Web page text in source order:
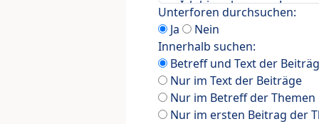
Unterforen durchsuchen:
Ja
Nein
Innerhalb suchen:
Betreff und Text der
Nur im Text der Beiträge
Nur im Betreff der Themen
Nur im ersten Beitrag der